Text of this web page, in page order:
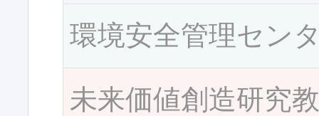
環境安全管理セン
未来価値創造研究